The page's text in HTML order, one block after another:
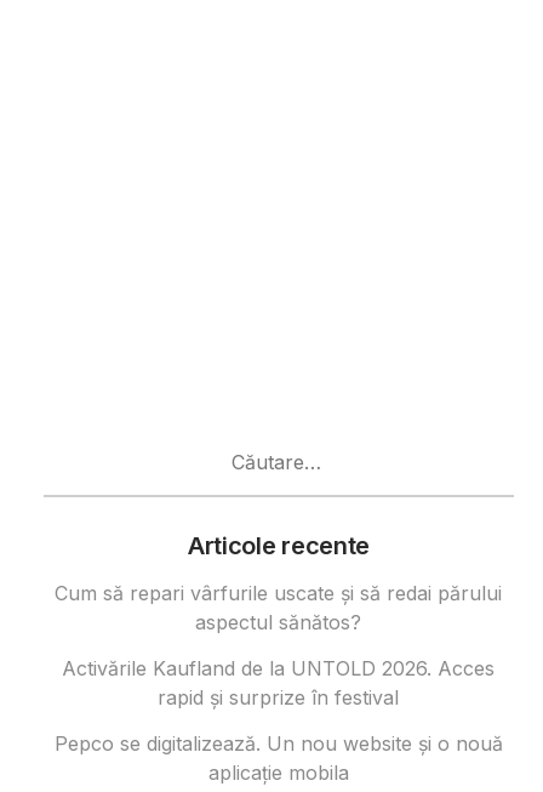
Articole recente
Cum să repari vârfurile uscate și să redai părului
aspectul sănătos?
Activările Kaufland de la UNTOLD 2026. Acces
rapid și surprize în festival
Pepco se digitalizează. Un nou website și o nouă
aplicație mobila